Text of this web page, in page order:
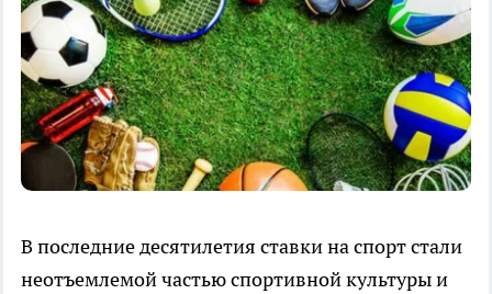
В последние десятилетия ставки на спорт стали
неотъемлемой частью спортивной культуры и